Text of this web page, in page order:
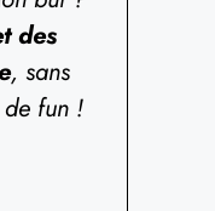
des
, sans
de fun !